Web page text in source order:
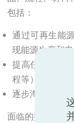
包括：
通过可再生能
现能源生产和
提高任何使用
程等）的效率
逐步淘汰化石
面临的挑战是在